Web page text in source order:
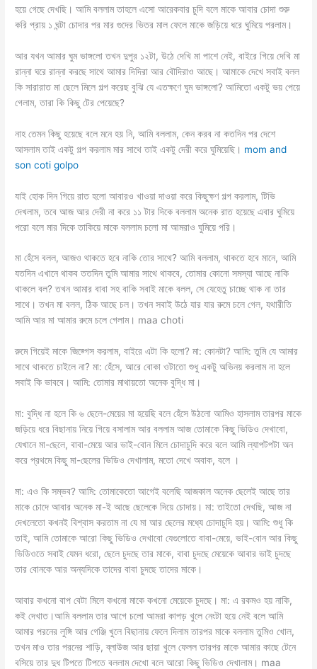
হয়ে গেছে দেখছি। আমি বললাম তাহলে এসো আরেকবার চুদি বলে মাকে আবার চোদা শুরু
করি প্রায় ১ ঘন্টা চোদার পর মার গুদের ভিতর মাল ফেলে মাকে জড়িয়ে ধরে ঘুমিয়ে পরলাম।
আর যখন আমার ঘুম ভাঙ্গলো তখন দুপুর ১২টা, উঠে দেখি মা পাশে নেই, বাইরে গিয়ে দেখি মা
রান্না ঘরে রান্না করছে সাথে আমার দিদিরা আর বৌদিরাও আছে। আমাকে দেখে সবাই বলল
কি সারারাত মা ছেলে মিলে গল্প করেছ বুঝি যে এতক্ষণে ঘুম ভাঙ্গলো? আমিতো একটু ভয় পেয়ে
গেলাম, তারা কি কিছু টের পেয়েছে?
নাহ তেমন কিছু হয়েছে বলে মনে হয় নি, আমি বললাম, কেন করব না কতদিন পর দেশে
আসলাম তাই একটু গল্প করলাম মার সাথে তাই একটু দেরী করে ঘুমিয়েছি। mom and
son coti golpo
যাই হোক দিন গিয়ে রাত হলো আবারও খাওয়া দাওয়া করে কিছুক্ষণ গল্প করলাম, টিভি
দেখলাম, তবে আজ আর দেরী না করে ১১ টার দিকে বললাম অনেক রাত হয়েছে এবার ঘুমিয়ে
পরো বলে মার দিকে তাকিয়ে মাকে বললাম চলো মা আমরাও ঘুমিয়ে পরি।
মা হেঁসে বলল, আজও থাকতে হবে নাকি তোর সাথে? আমি বললাম, থাকতে হবে মানে, আমি
যতদিন এখানে থাকব ততদিন তুমি আমার সাথে থাকবে, তোমার কোনো সমস্যা আছে নাকি
থাকলে বল? তখন আমার বাবা সহ বাকি সবাই মাকে বলল, সে যেহেতু চাচ্ছে থাক না তার
সাথে। তখন মা বলল, ঠিক আছে চল। তখন সবাই উঠে যার যার রুমে চলে গেল, যথারীতি
আমি আর মা আমার রুমে চলে গেলাম। maa choti
রুমে গিয়েই মাকে জিজ্গেস করলাম, বাইরে এটা কি হলো? মা: কোনটা? আমি: তুমি যে আমার
সাথে থাকতে চাইলে না? মা: হেঁসে, আরে বোকা ওটাতো শুধু একটু অভিনয় করলাম না হলে
সবাই কি ভাববে। আমি: তোমার মাথায়তো অনেক বুদ্ধি মা।
মা: বুদ্ধি না হলে কি ৬ ছেলে-মেয়ের মা হয়েছি বলে হেঁসে উঠলো আমিও হাসলাম তারপর মাকে
জড়িয়ে ধরে বিছানায় নিয়ে গিয়ে বসালাম আর বললাম আজ তোমাকে কিছু ভিডিও দেখাবো,
যেখানে মা-ছেলে, বাবা-মেয়ে আর ভাই-বোন মিলে চোদাচুদি করে বলে আমি ল্যাপটপটা অন
করে প্রথমে কিছু মা-ছেলের ভিডিও দেখালাম, মতো দেখে অবাক, বলে ।
মা: এও কি সম্ভব? আমি: তোমাকেতো আগেই বলেছি আজকাল অনেক ছেলেই আছে তার
মাকে চোদে আবার অনেক মা-ই আছে ছেলেকে দিয়ে চোদায়। মা: তাইতো দেখছি, আজ না
দেখলেতো কখনই বিশ্বাস করতাম না যে মা আর ছেলের মধ্যে চোদাচুদি হয়। আমি: শুধু কি
তাই, আমি তোমাকে আরো কিছু ভিডিও দেখাবো যেগুলোতে বাবা-মেয়ে, ভাই-বোন আর কিছু
ভিডিওতে সবাই যেমন ধরো, ছেলে চুদছে তার মাকে, বাবা চুদছে মেয়েকে আবার ভাই চুদছে
তার বোনকে আর অন্যদিকে তাদের বাবা চুদছে তাদের মাকে।
আবার কখনো বাপ বেটা মিলে কখনো মাকে কখনো মেয়েকে চুদছে। মা: এ রকমও হয় নাকি,
কই দেখাত।আমি বললাম তার আগে চলো আমরা কাপড় খুলে নেংটা হয়ে নেই বলে আমি
আমার পরনের লুঙ্গি আর গেঞ্জি খুলে বিছানায় ফেলে দিলাম তারপর মাকে বললাম তুমিও খোল,
তখন মাও তার পরনের শাড়ি, ব্লাউজ আর ছায়া খুলে ফেলল তারপর মাকে আমার কাছে টেনে
বসিয়ে তার দুধ টিপতে টিপতে বললাম দেখো বলে আরো কিছু ভিডিও দেখালাম। maa